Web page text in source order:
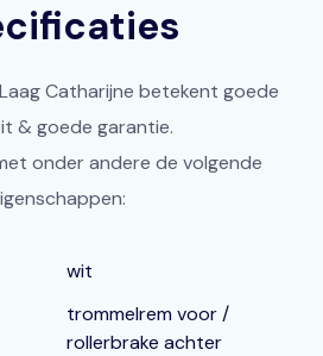
Catharijne betekent goede
& goede garantie.
onder andere de volgende
wit
trommelrem voor /
rollerbrake achter